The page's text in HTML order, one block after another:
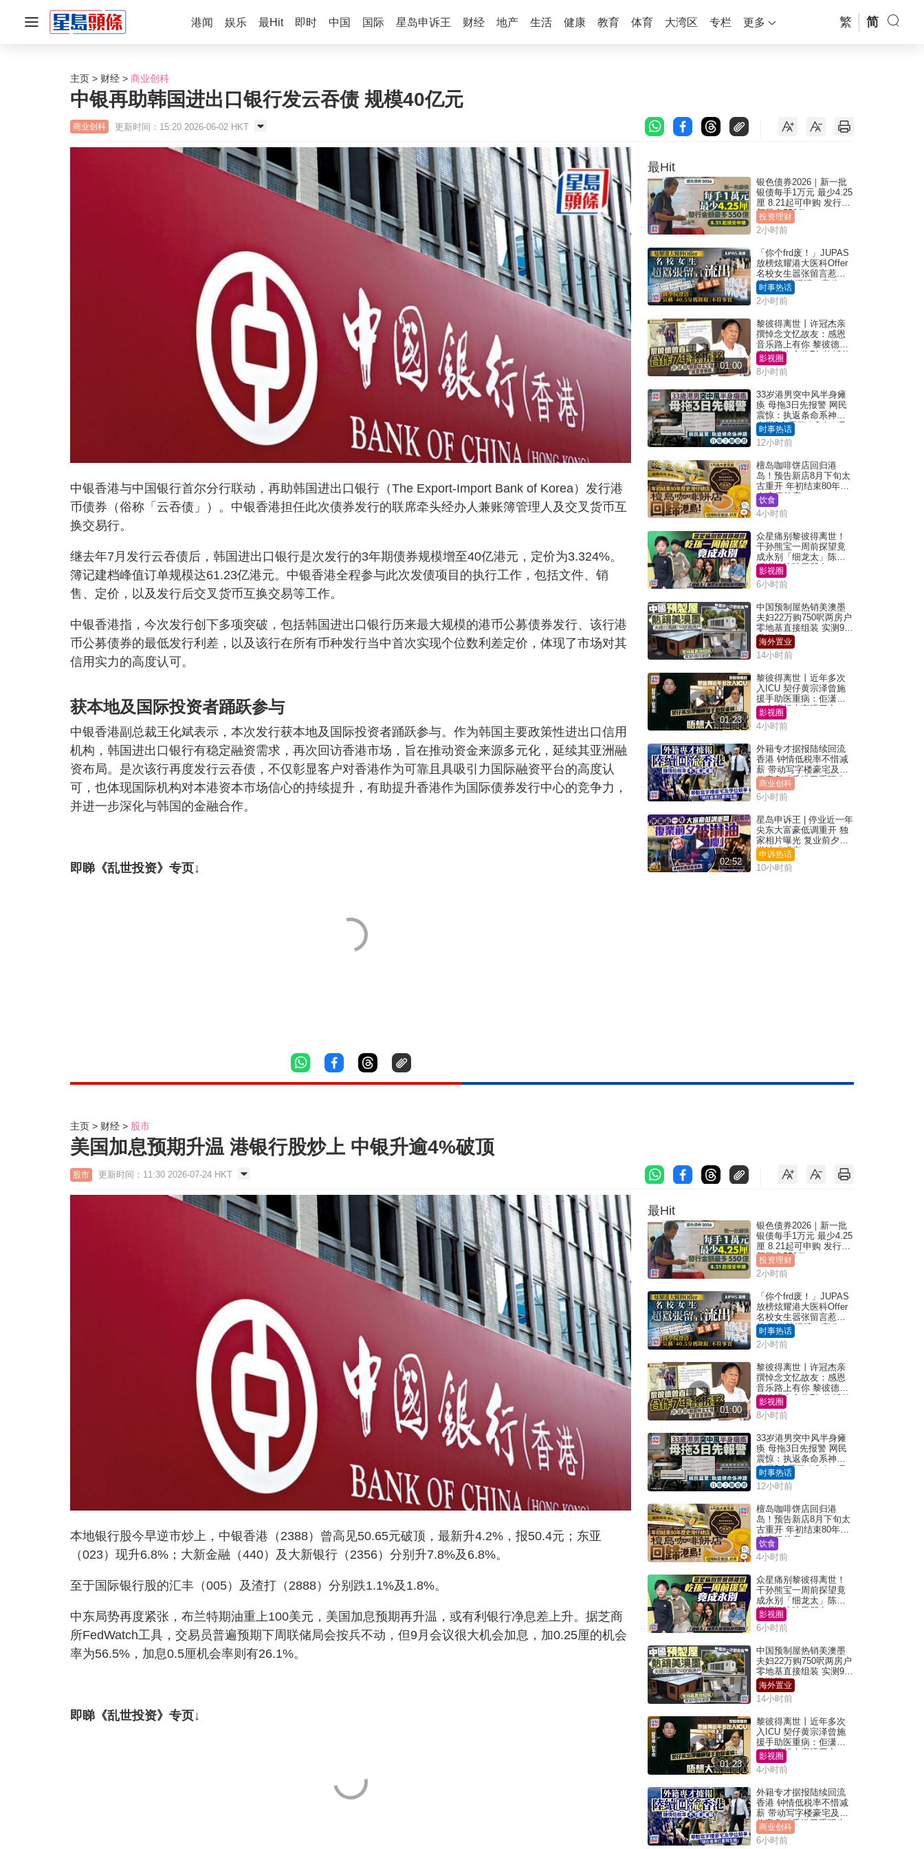
港闻 娱乐 最Hit 即时 中国 国际 星岛申诉王 财经 地产 生活 健康 教育 体育 大湾区 专栏 更多 繁 简
主页 财经 商业创科
中银再助韩国进出口银行发云吞债 规模40亿元
商业创科 更新时间：15:20 2026-06-02 HKT
中银香港与中国银行首尔分行联动，再助韩国进出口银行（The Export-Import Bank of Korea）发行港
币债券（俗称「云吞债」）。中银香港担任此次债券发行的联席牵头经办人兼账簿管理人及交叉货币互
换交易行。
继去年7月发行云吞债后，韩国进出口银行是次发行的3年期债券规模增至40亿港元，定价为3.324%。
簿记建档峰值订单规模达61.23亿港元。中银香港全程参与此次发债项目的执行工作，包括文件、销
售、定价，以及发行后交叉货币互换交易等工作。
中银香港指，今次发行创下多项突破，包括韩国进出口银行历来最大规模的港币公募债券发行、该行港
币公募债券的最低发行利差，以及该行在所有币种发行当中首次实现个位数利差定价，体现了市场对其
信用实力的高度认可。
获本地及国际投资者踊跃参与
中银香港副总裁王化斌表示，本次发行获本地及国际投资者踊跃参与。作为韩国主要政策性进出口信用
机构，韩国进出口银行有稳定融资需求，再次回访香港市场，旨在推动资金来源多元化，延续其亚洲融
资布局。是次该行再度发行云吞债，不仅彰显客户对香港作为可靠且具吸引力国际融资平台的高度认
可，也体现国际机构对本港资本市场信心的持续提升，有助提升香港作为国际债券发行中心的竞争力，
并进一步深化与韩国的金融合作。
即睇《乱世投资》专页↓
最Hit
银色债券2026｜新一批
银债每手1万元 最少4.25
厘 8.21起可申购 发行金
额最多550亿
投资理财
2小时前
「你个frd废！」JUPAS
放榜炫耀港大医科Offer
名校女生嚣张留言惹众
怒 医学院澄清：宣称
「40.5分获录取」不符事
实｜Juicy叮
时事热话
2小时前
01:00
黎彼得离世丨许冠杰亲
撰悼念文忆故友：感恩
音乐路上有你 黎彼德曾
直认唔夹合作7年终拆伙
影视圈
8小时前
33岁港男突中风半身瘫
痪 母拖3日先报警 网民
震惊：执返条命系神迹
自爆2个恶习｜Juicy叮
时事热话
12小时前
檀岛咖啡饼店回归港
岛！预告新店8月下旬太
古重开 年初结束80年历
史湾仔总店
饮食
4小时前
众星痛别黎彼得离世！
干孙熊宝一周前探望竟
成永别「细龙太」陈思
圻泪忆唉吔男朋友
影视圈
6小时前
中国预制屋热销美澳墨
夫妇22万购750呎两房户
零地基直接组装 实测9个
月激赞
海外置业
14小时前
01:23
黎彼得离世丨近年多次
入ICU 契仔黄宗泽曾施
援手助医重病：佢潇洒
一生唔想大家唔开心
影视圈
4小时前
外籍专才据报陆续回流
香港 钟情低税率不惜减
薪 带动写字楼豪宅及学
位竞争「香港已重现生
机」
商业创科
6小时前
02:52
星岛申诉王 | 停业近一年
尖东大富豪低调重开 独
家相片曝光 复业前夕被
淋油「赠庆」
申诉热话
10小时前
主页 财经 股市
美国加息预期升温 港银行股炒上 中银升逾4%破顶
股市 更新时间：11:30 2026-07-24 HKT
本地银行股今早逆市炒上，中银香港（2388）曾高见50.65元破顶，最新升4.2%，报50.4元；东亚
（023）现升6.8%；大新金融（440）及大新银行（2356）分别升7.8%及6.8%。
至于国际银行股的汇丰（005）及渣打（2888）分别跌1.1%及1.8%。
中东局势再度紧张，布兰特期油重上100美元，美国加息预期再升温，或有利银行净息差上升。据芝商
所FedWatch工具，交易员普遍预期下周联储局会按兵不动，但9月会议很大机会加息，加0.25厘的机会
率为56.5%，加息0.5厘机会率则有26.1%。
即睇《乱世投资》专页↓
最Hit
银色债券2026｜新一批
银债每手1万元 最少4.25
厘 8.21起可申购 发行金
额最多550亿
投资理财
2小时前
「你个frd废！」JUPAS
放榜炫耀港大医科Offer
名校女生嚣张留言惹众
怒 医学院澄清：宣称
「40.5分获录取」不符事
实｜Juicy叮
时事热话
2小时前
01:00
黎彼得离世丨许冠杰亲
撰悼念文忆故友：感恩
音乐路上有你 黎彼德曾
直认唔夹合作7年终拆伙
影视圈
8小时前
33岁港男突中风半身瘫
痪 母拖3日先报警 网民
震惊：执返条命系神迹
自爆2个恶习｜Juicy叮
时事热话
12小时前
檀岛咖啡饼店回归港
岛！预告新店8月下旬太
古重开 年初结束80年历
史湾仔总店
饮食
4小时前
众星痛别黎彼得离世！
干孙熊宝一周前探望竟
成永别「细龙太」陈思
圻泪忆唉吔男朋友
影视圈
6小时前
中国预制屋热销美澳墨
夫妇22万购750呎两房户
零地基直接组装 实测9个
月激赞
海外置业
14小时前
01:23
黎彼得离世丨近年多次
入ICU 契仔黄宗泽曾施
援手助医重病：佢潇洒
一生唔想大家唔开心
影视圈
4小时前
外籍专才据报陆续回流
香港 钟情低税率不惜减
薪 带动写字楼豪宅及学
位竞争「香港已重现生
机」
商业创科
6小时前